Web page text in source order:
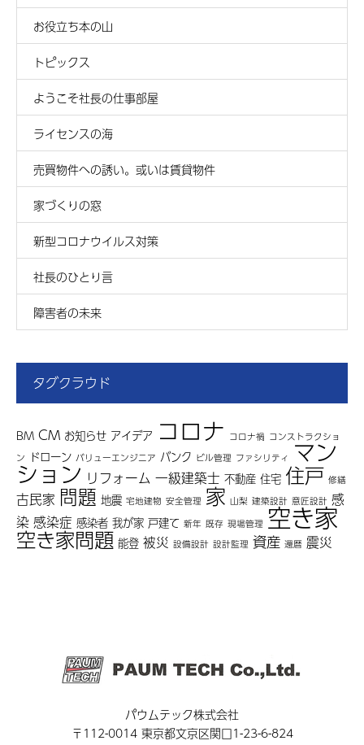
お役立ち本の山
トピックス
ようこそ社長の仕事部屋
ライセンスの海
売買物件への誘い。或いは賃貸物件
家づくりの窓
新型コロナウイルス対策
社長のひとり言
障害者の未来
タグクラウド
BM CM お知らせ アイデア コロナ コロナ禍 コンストラクショ
ン ドローン バリューエンジニア バンク ビル管理 ファシリティ マン
ション リフォーム 一級建築士 不動産 住宅 住戸 修繕
古民家 問題 地震 宅地建物 安全管理 家 山梨 建築設計 意匠設計 感
染 感染症 感染者 我が家 戸建て 新年 既存 現場管理 空き家
空き家問題 能登 被災 設備設計 設計監理 資産 還暦 震災
パウムテック株式会社
〒112-0014 東京都文京区関口1-23-6-824